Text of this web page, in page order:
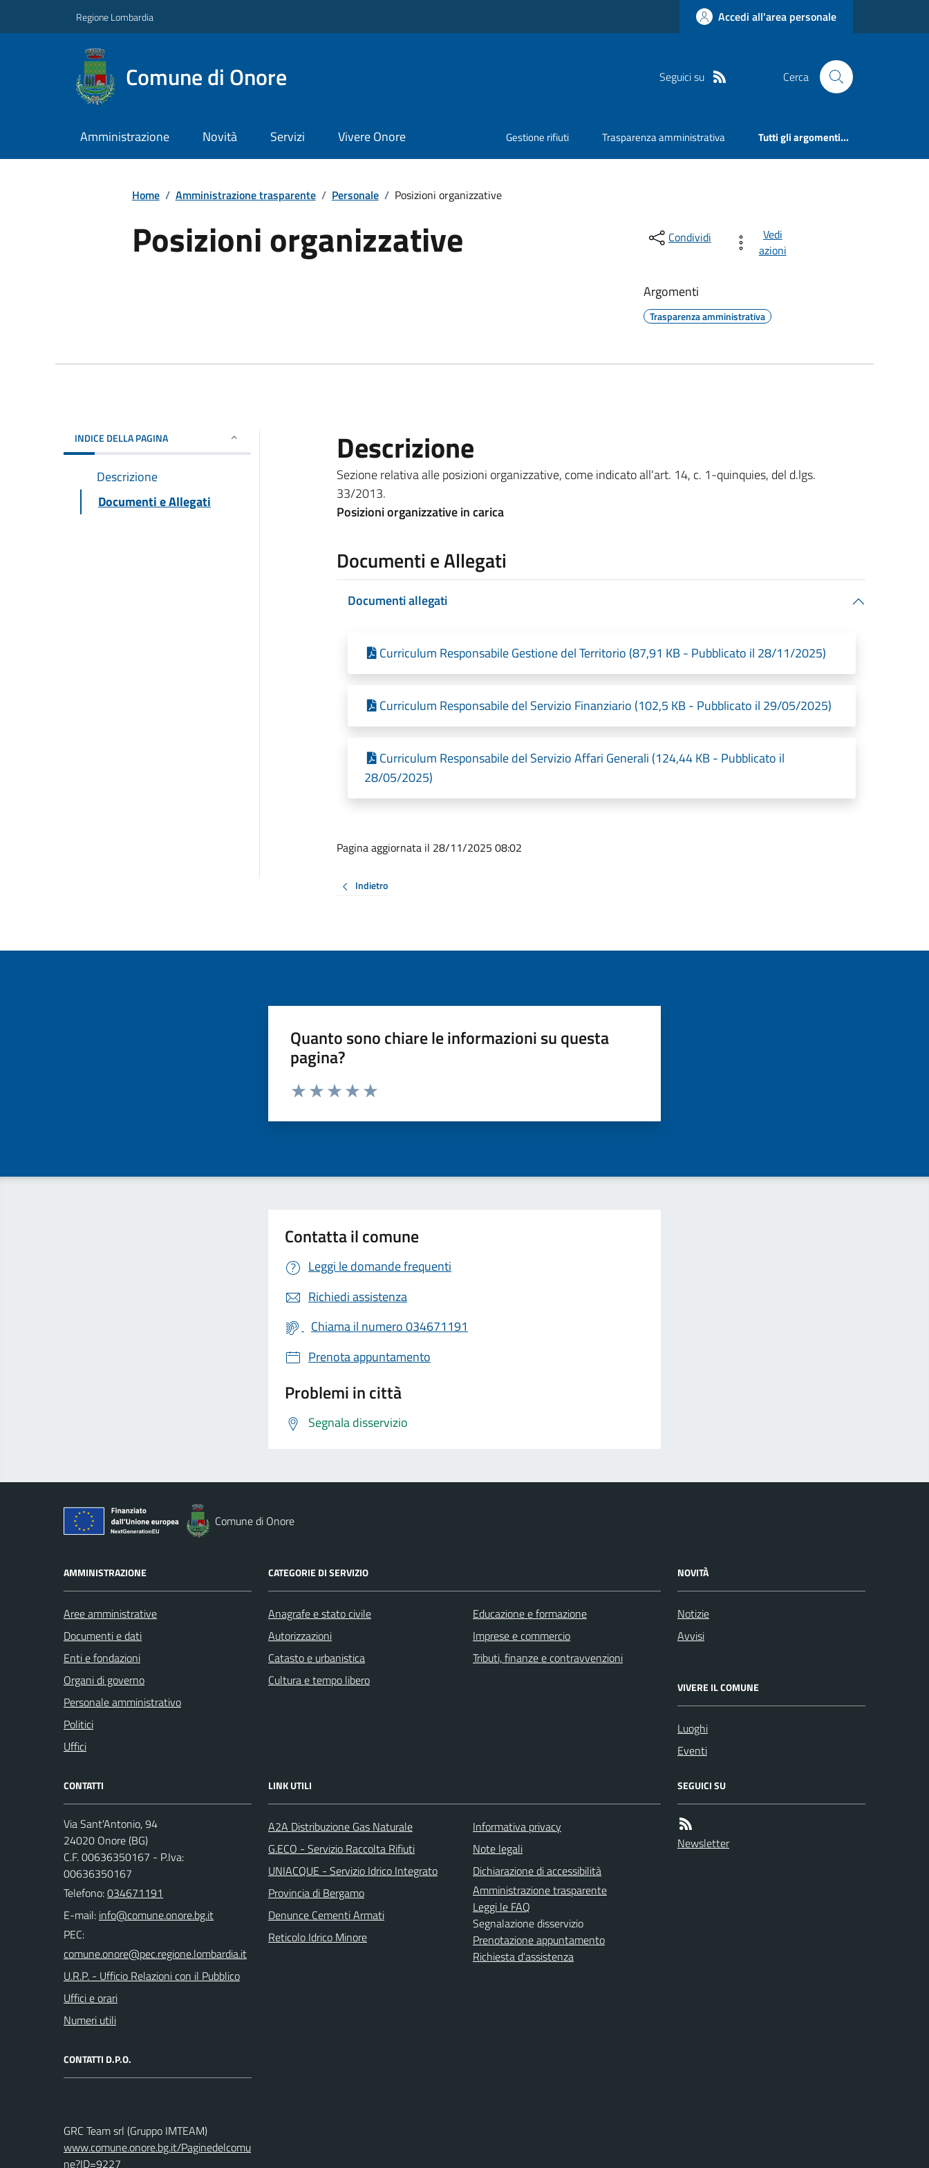
Regione Lombardia Accedi all'area personale
Comune di Onore Seguici su Cerca
Amministrazione Novità Servizi Vivere Onore Gestione rifiuti Trasparenza amministrativa Tutti gli argomenti...
Home / Amministrazione trasparente / Personale / Posizioni organizzative
Posizioni organizzative Condividi
Vedi
azioni
Argomenti
Trasparenza amministrativa
INDICE DELLA PAGINA
Descrizione
Documenti e Allegati
Descrizione
Sezione relativa alle posizioni organizzative, come indicato all'art. 14, c. 1-quinquies, del d.lgs.
33/2013.
Posizioni organizzative in carica
Documenti e Allegati
Documenti allegati
Curriculum Responsabile Gestione del Territorio (87,91 KB - Pubblicato il 28/11/2025)
Curriculum Responsabile del Servizio Finanziario (102,5 KB - Pubblicato il 29/05/2025)
Curriculum Responsabile del Servizio Affari Generali (124,44 KB - Pubblicato il
28/05/2025)
Pagina aggiornata il 28/11/2025 08:02
Indietro
Quanto sono chiare le informazioni su questa
pagina?
Valuta da 1 a 5 stelle la pagina
Contatta il comune
Leggi le domande frequenti
Richiedi assistenza
Chiama il numero 034671191
Prenota appuntamento
Problemi in città
Segnala disservizio
Comune di Onore
AMMINISTRAZIONE
Aree amministrative
Documenti e dati
Enti e fondazioni
Organi di governo
Personale amministrativo
Politici
Uffici
CATEGORIE DI SERVIZIO
Anagrafe e stato civile
Autorizzazioni
Catasto e urbanistica
Cultura e tempo libero
Educazione e formazione
Imprese e commercio
Tributi, finanze e contravvenzioni
NOVITÀ
Notizie
Avvisi
VIVERE IL COMUNE
Luoghi
Eventi
CONTATTI
Via Sant'Antonio, 94
24020 Onore (BG)
C.F. 00636350167 - P.Iva:
00636350167
Telefono:034671191
E-mail:
PEC:
U.R.P. - Ufficio Relazioni con il Pubblico
Uffici e orari
Numeri utili
CONTATTI D.P.O.
GRC Team srl (Gruppo IMTEAM)
www.comune.onore.bg.it/Paginedelcomu
ne?ID=9227
LINK UTILI
A2A Distribuzione Gas Naturale
G.ECO - Servizio Raccolta Rifiuti
UNIACQUE - Servizio Idrico Integrato
Provincia di Bergamo
Denunce Cementi Armati
Reticolo Idrico Minore
Informativa privacy
Note legali
Dichiarazione di accessibilità
Amministrazione trasparente
Leggi le FAQ
Segnalazione disservizio
Prenotazione appuntamento
Richiesta d'assistenza
SEGUICI SU
Newsletter